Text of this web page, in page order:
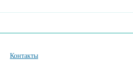
Контакты